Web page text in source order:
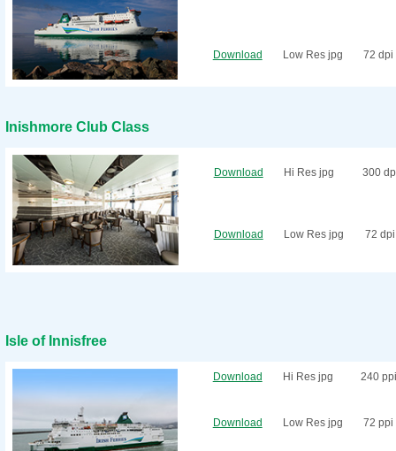
Download Low Res jpg 72 dpi
Inishmore Club Class
Download Hi Res jpg 300
Download Low Res jpg 72 dpi
Isle of Innisfree
Download Hi Res jpg 240 ppi
Download Low Res jpg 72 ppi